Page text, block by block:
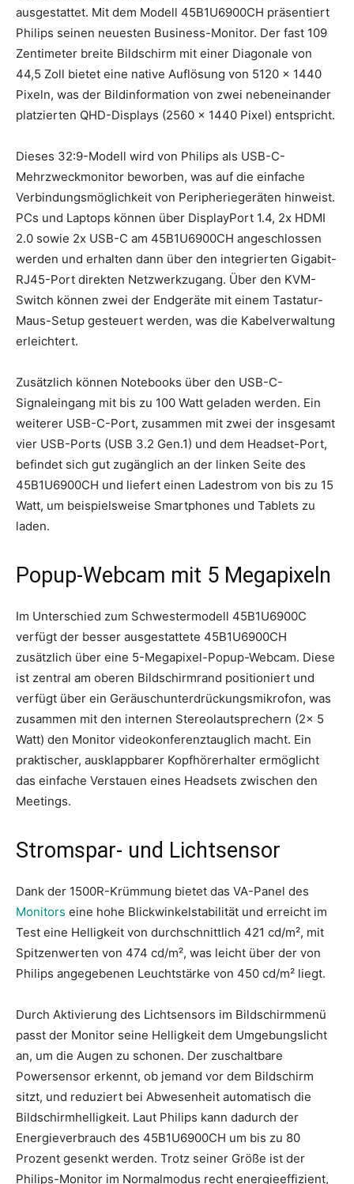
ausgestattet. Mit dem Modell 45B1U6900CH präsentiert
Philips seinen neuesten Business-Monitor. Der fast 109
Zentimeter breite Bildschirm mit einer Diagonale von
44,5 Zoll bietet eine native Auflösung von 5120 x 1440
Pixeln, was der Bildinformation von zwei nebeneinander
platzierten QHD-Displays (2560 x 1440 Pixel) entspricht.
Dieses 32:9-Modell wird von Philips als USB-C-
Mehrzweckmonitor beworben, was auf die einfache
Verbindungsmöglichkeit von Peripheriegeräten hinweist.
PCs und Laptops können über DisplayPort 1.4, 2x HDMI
2.0 sowie 2x USB-C am 45B1U6900CH angeschlossen
werden und erhalten dann über den integrierten Gigabit-
RJ45-Port direkten Netzwerkzugang. Über den KVM-
Switch können zwei der Endgeräte mit einem Tastatur-
Maus-Setup gesteuert werden, was die Kabelverwaltung
erleichtert.
Zusätzlich können Notebooks über den USB-C-
Signaleingang mit bis zu 100 Watt geladen werden. Ein
weiterer USB-C-Port, zusammen mit zwei der insgesamt
vier USB-Ports (USB 3.2 Gen.1) und dem Headset-Port,
befindet sich gut zugänglich an der linken Seite des
45B1U6900CH und liefert einen Ladestrom von bis zu 15
Watt, um beispielsweise Smartphones und Tablets zu
laden.
Popup-Webcam mit 5 Megapixeln
Im Unterschied zum Schwestermodell 45B1U6900C
verfügt der besser ausgestattete 45B1U6900CH
zusätzlich über eine 5-Megapixel-Popup-Webcam. Diese
ist zentral am oberen Bildschirmrand positioniert und
verfügt über ein Geräuschunterdrückungsmikrofon, was
zusammen mit den internen Stereolautsprechern (2x 5
Watt) den Monitor videokonferenztauglich macht. Ein
praktischer, ausklappbarer Kopfhörerhalter ermöglicht
das einfache Verstauen eines Headsets zwischen den
Meetings.
Stromspar- und Lichtsensor
Dank der 1500R-Krümmung bietet das VA-Panel des
Monitors eine hohe Blickwinkelstabilität und erreicht im
Test eine Helligkeit von durchschnittlich 421 cd/m², mit
Spitzenwerten von 474 cd/m², was leicht über der von
Philips angegebenen Leuchtstärke von 450 cd/m² liegt.
Durch Aktivierung des Lichtsensors im Bildschirmmenü
passt der Monitor seine Helligkeit dem Umgebungslicht
an, um die Augen zu schonen. Der zuschaltbare
Powersensor erkennt, ob jemand vor dem Bildschirm
sitzt, und reduziert bei Abwesenheit automatisch die
Bildschirmhelligkeit. Laut Philips kann dadurch der
Energieverbrauch des 45B1U6900CH um bis zu 80
Prozent gesenkt werden. Trotz seiner Größe ist der
Philips-Monitor im Normalmodus recht energieeffizient,